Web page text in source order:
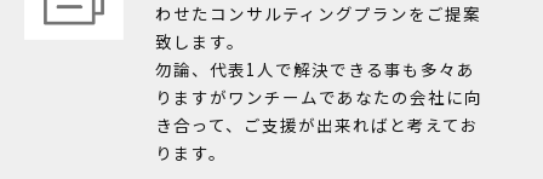
わせたコンサルティングプランをご提案
致します。
勿論、代表1人で解決できる事も多々あ
りますがワンチームであなたの会社に向
き合って、ご支援が出来ればと考えてお
ります。